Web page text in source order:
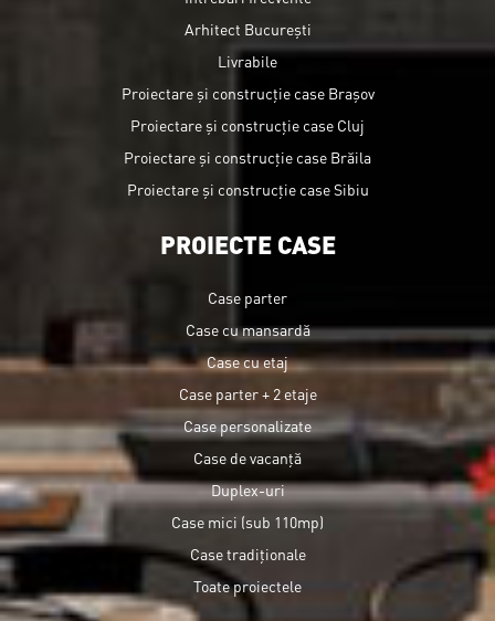
Arhitect București
Livrabile
Proiectare și construcție case Brașov
Proiectare și construcție case Cluj
Proiectare și construcție case Brăila
Proiectare și construcție case Sibiu
PROIECTE CASE
Case parter
Case cu mansardă
Case cu etaj
Case parter + 2 etaje
Case personalizate
Case de vacanță
Duplex-uri
Case mici (sub 110mp)
Case tradiționale
Toate proiectele